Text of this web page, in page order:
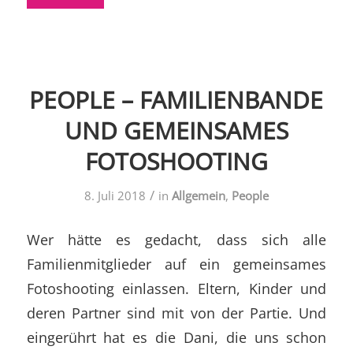
PEOPLE – FAMILIENBANDE
UND GEMEINSAMES
FOTOSHOOTING
8. Juli 2018 / in Allgemein, People
Wer hätte es gedacht, dass sich alle
Familienmitglieder auf ein gemeinsames
Fotoshooting einlassen. Eltern, Kinder und
deren Partner sind mit von der Partie. Und
eingerührt hat es die Dani, die uns schon